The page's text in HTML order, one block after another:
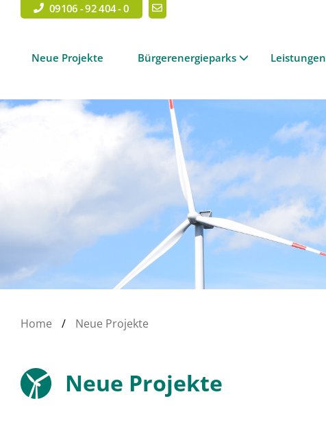
09106 - 92 404 - 0
Neue Projekte Bürgerenergieparks Leistungen
Home / Neue Projekte
Neue Projekte